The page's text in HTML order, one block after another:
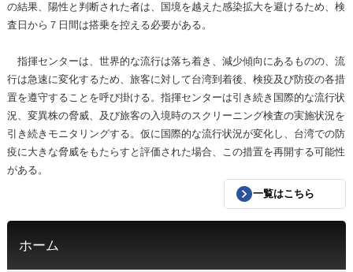
の結果、陽性と判断された者は、国境を越えた感染拡大を避けるため、検
査日から７日間は搭乗を控える必要がある。
指揮センターは、世界的な流行は落ち着き、減少傾向にあるものの、流
行は急速に変化するため、旅客に対して台湾到着後、検疫及び防疫の各措
置を遵守することを呼び掛ける。指揮センターは引き続き国際的な流行状
況、変異株の脅威、及び旅客の入境時のスクリーニング検査の実施状況を
引き続きモニタリングする。仮に国際的な流行状況が変化し、台湾での防
疫に大きな脅威をもたらすと評価された場合、この措置を再開する可能性
がある。
一覧はこちら
ホーム